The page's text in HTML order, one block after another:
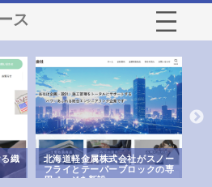
ス
織
北海道軽金属株式会社がスノー
フライとテーパーブロックの専
用ページを新設